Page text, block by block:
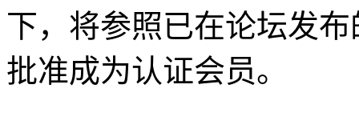
下，将参照已在论坛发
批准成为认证会员。